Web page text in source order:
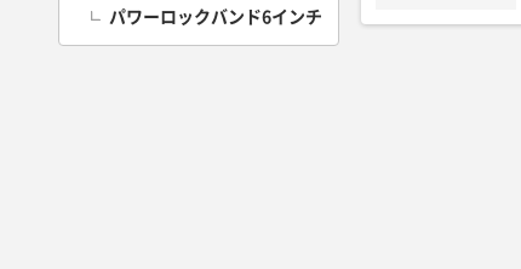
パワーロックバンド6インチ